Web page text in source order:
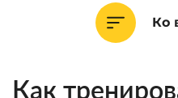
Ко
Как